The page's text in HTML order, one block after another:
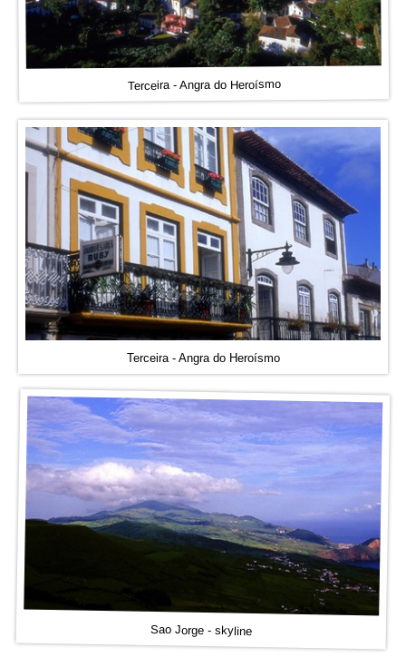
Terceira - Angra do Heroísmo
Terceira - Angra do Heroísmo
Sao Jorge - skyline